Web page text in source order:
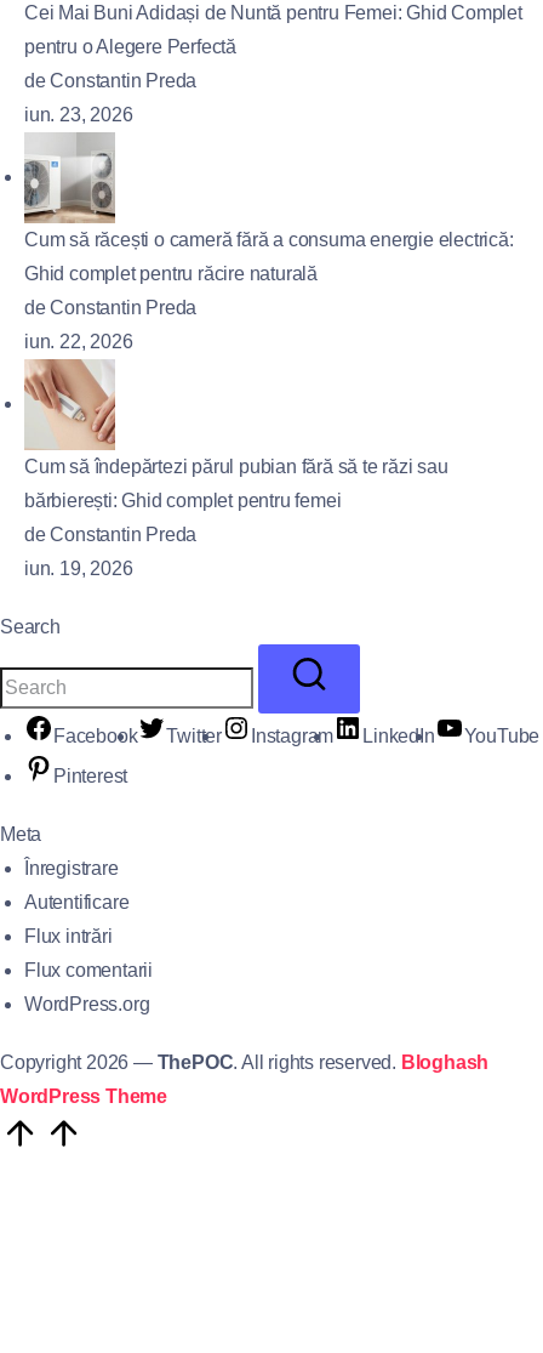
Cei Mai Buni Adidași de Nuntă pentru Femei: Ghid Complet
pentru o Alegere Perfectă
de Constantin Preda
iun. 23, 2026
Cum să răcești o cameră fără a consuma energie electrică:
Ghid complet pentru răcire naturală
de Constantin Preda
iun. 22, 2026
Cum să îndepărtezi părul pubian fără să te răzi sau
bărbierești: Ghid complet pentru femei
de Constantin Preda
iun. 19, 2026
Search
Facebook Twitter Instagram LinkedIn
YouTube
Pinterest
Meta
Înregistrare
Autentificare
Flux intrări
Flux comentarii
WordPress.org
Copyright 2026 — ThePOC. All rights reserved. Bloghash
WordPress Theme